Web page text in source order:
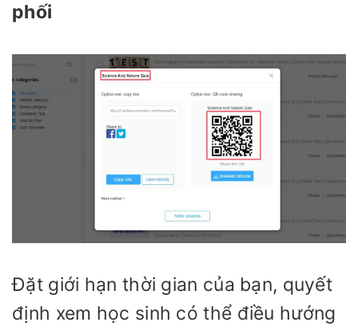
phối
Đặt giới hạn thời gian của bạn, quyết
định xem học sinh có thể điều hướng